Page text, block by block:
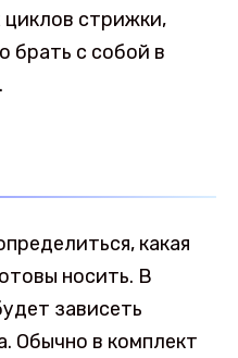
циклов стрижки,
брать с собой в
какая
носить. В
зависеть
Обычно в комплект